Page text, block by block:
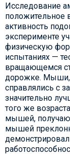
Исследование
положительное
активность
эксперименте
физическую
испытаниях —
вращающемся
дорожке. Мыши,
справлялись с
значительно
того же
мышей,
мышей